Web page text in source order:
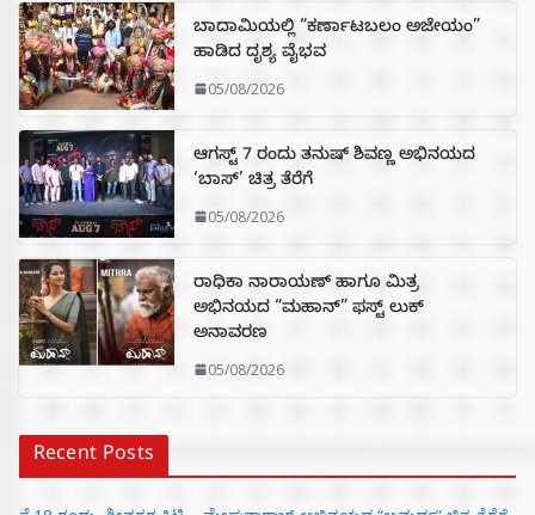
ಬಾದಾಮಿಯಲ್ಲಿ “ಕರ್ಣಾಟಬಲಂ ಅಜೇಯಂ”
ಹಾಡಿದ ದೃಶ್ಯ ವೈಭವ
05/08/2026
ಆಗಸ್ಟ್ 7 ರಂದು ತನುಷ್ ಶಿವಣ್ಣ ಅಭಿನಯದ
‘ಬಾಸ್’ ಚಿತ್ರ ತೆರೆಗೆ
05/08/2026
ರಾಧಿಕಾ ನಾರಾಯಣ್ ಹಾಗೂ ಮಿತ್ರ
ಅಭಿನಯದ “ಮಹಾನ್” ಫಸ್ಟ್ ಲುಕ್
ಅನಾವರಣ
05/08/2026
Recent Posts